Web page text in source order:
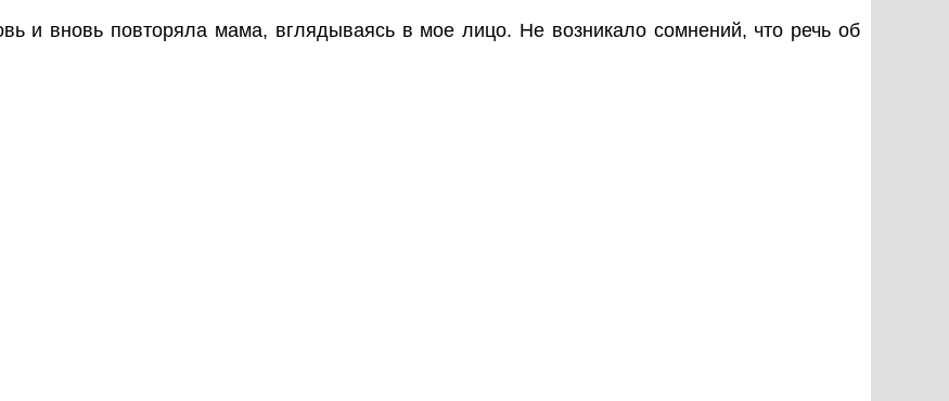
и вновь повторяла мама, вглядываясь в мое лицо. Не возникало сомнений, что речь об